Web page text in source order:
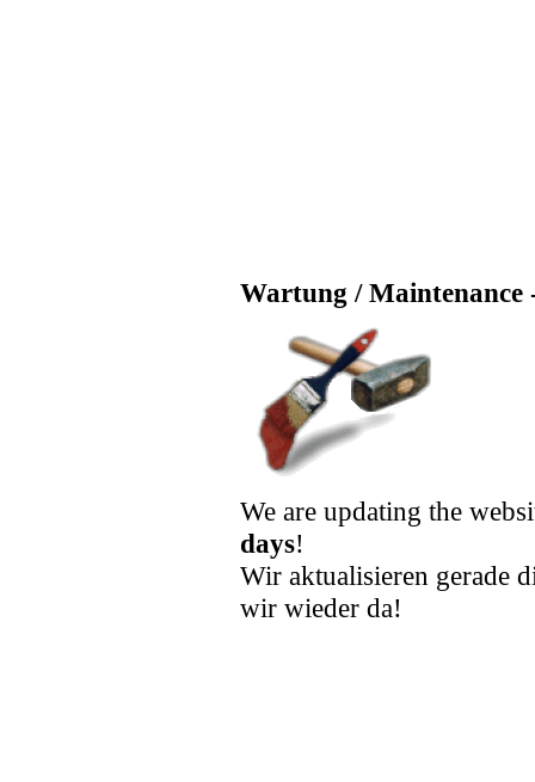
Wartung / Maintenance
We are updating the
days!
Wir aktualisieren gerade
wir wieder da!